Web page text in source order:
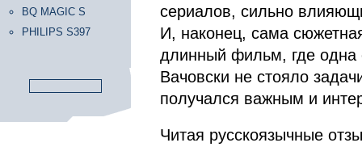
BQ MAGIC S
PHILIPS S397
сериалов, сильно
И, наконец, сама
длинный фильм, где одна
Вачовски не стояло
получался важным и
Читая русскоязычные